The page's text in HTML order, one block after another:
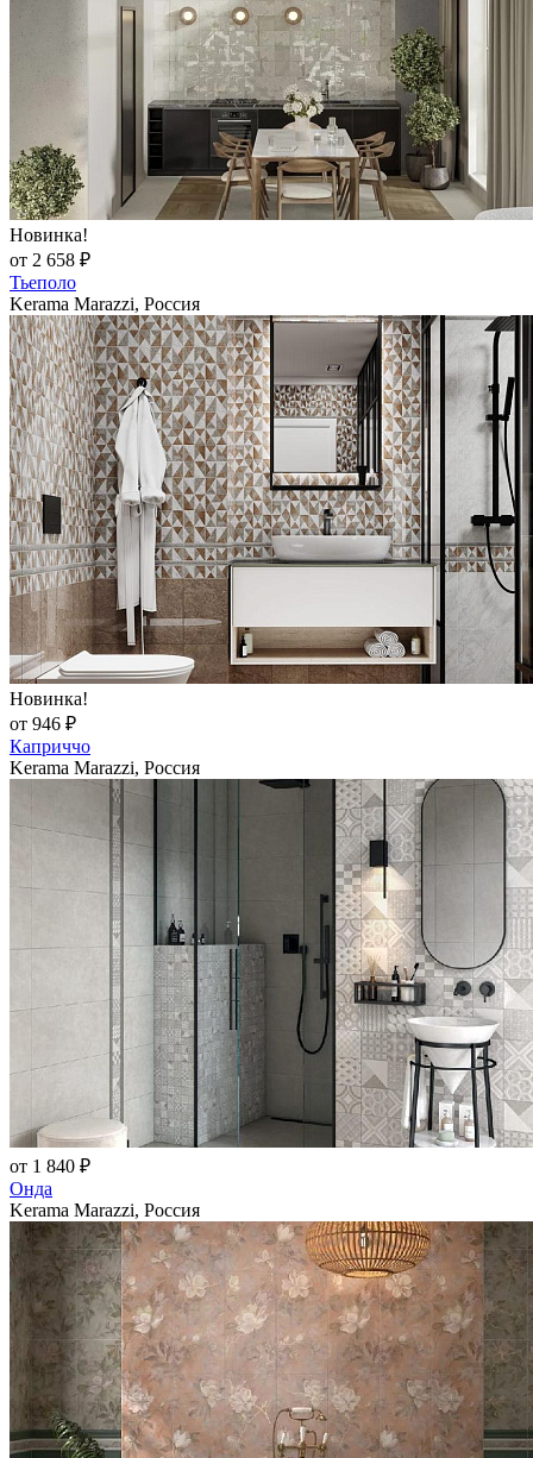
Новинка!
от 2 658 ₽
Тьеполо
Kerama Marazzi, Россия
Новинка!
от 946 ₽
Каприччо
Kerama Marazzi, Россия
от 1 840 ₽
Онда
Kerama Marazzi, Россия